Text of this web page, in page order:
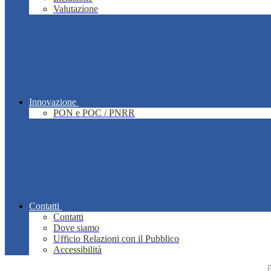
Valutazione
Innovazione
PON e POC / PNRR
Contatti
Contatti
Dove siamo
Ufficio Relazioni con il Pubblico
Accessibilità